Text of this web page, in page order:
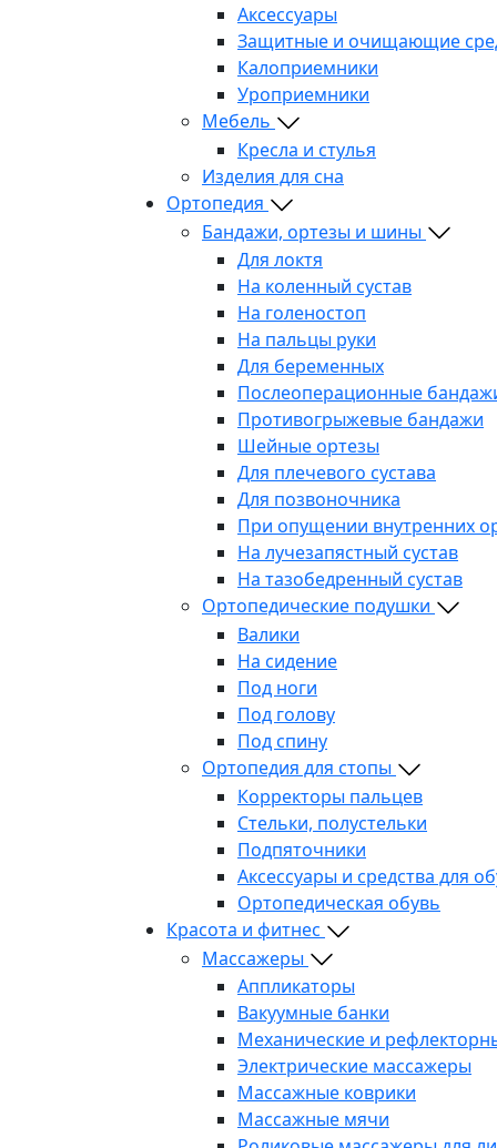
Аксессуары
Защитные и очищающие
Калоприемники
Уроприемники
Мебель
Кресла и стулья
Изделия для сна
Ортопедия
Бандажи, ортезы и шины
Для локтя
На коленный сустав
На голеностоп
На пальцы руки
Для беременных
Послеоперационные
Противогрыжевые бандажи
Шейные ортезы
Для плечевого сустава
Для позвоночника
При опущении внутренних
На лучезапястный сустав
На тазобедренный сустав
Ортопедические подушки
Валики
На сидение
Под ноги
Под голову
Под спину
Ортопедия для стопы
Корректоры пальцев
Стельки, полустельки
Подпяточники
Аксессуары и средства для
Ортопедическая обувь
Красота и фитнес
Массажеры
Аппликаторы
Вакуумные банки
Механические и
Электрические массажеры
Массажные коврики
Массажные мячи